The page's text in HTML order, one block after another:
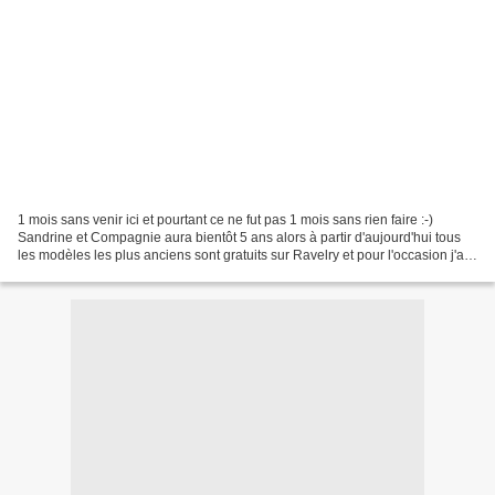
1 mois sans venir ici et pourtant ce ne fut pas 1 mois sans rien faire :-)
Sandrine et Compagnie aura bientôt 5 ans alors à partir d'aujourd'hui tous
les modèles les plus anciens sont gratuits sur Ravelry et pour l'occasion j'ai